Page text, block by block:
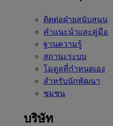
ติดต่อฝ่ายสนับสนุน
คำแนะนำและคู่มือ
ฐานความรู้
สถานะระบบ
โมดูลที่กำหนดเอง
สำหรับนักพัฒนา
ชุมชน
บริษัท